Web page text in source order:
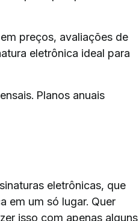
preços, avaliações de
eletrônica ideal para
Planos anuais
eletrônicas, que
em um só lugar. Quer
isso com apenas alguns